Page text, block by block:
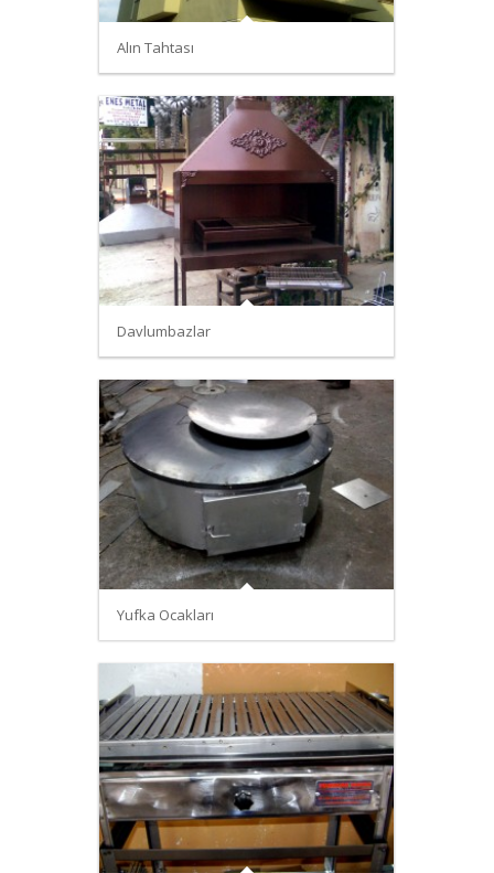
Alın Tahtası
Davlumbazlar
Yufka Ocakları